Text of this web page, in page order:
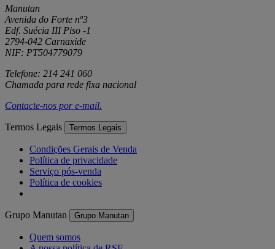
Manutan
Avenida do Forte nº3
Edf. Suécia III Piso -1
2794-042 Carnaxide
NIF: PT504779079
Telefone: 214 241 060
Chamada para rede fixa nacional
Contacte-nos pore-mail.
Termos Legais Termos Legais
Condições Gerais de Venda
Política de privacidade
Serviço pós-venda
Política de cookies
Grupo Manutan Grupo Manutan
Quem somos